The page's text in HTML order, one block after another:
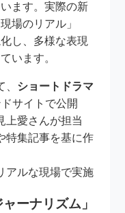
ます。実際の新
場のリアル」
し、多様な表現
います。
ショートドラマ
サイトで公開
上愛さんが担当
特集記事を基に作
アルな現場で実施
ーナリズム」